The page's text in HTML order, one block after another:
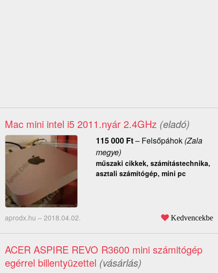
Mac mini intel i5 2011.nyár 2.4GHz (eladó)
115 000 Ft– Felsőpáhok(Zala
megye)
műszaki cikkek, számítástechnika,
asztali számítógép, mini pc
aprodx.hu – 2018.04.02. Kedvencekbe
ACER ASPIRE REVO R3600 mini számitógép
egérrel billentyüzettel (vásárlás)